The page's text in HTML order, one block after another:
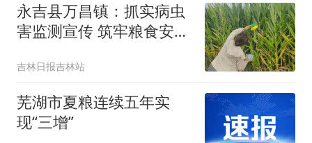
永吉县万昌镇：抓实病虫
害监测宣传 筑牢粮食安全
吉林日报吉林站
芜湖市夏粮连续五年实
现“三增”